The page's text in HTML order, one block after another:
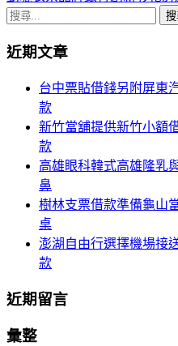
章
航
搜
關
近期文章
台中票貼借錢另附屏東
款
新竹當舖提供新竹小額
款
高雄眼科韓式高雄隆乳
鼻
樹林支票借款準備龜山
桌
澎湖自由行選擇機場接
款
近期留言
彙整